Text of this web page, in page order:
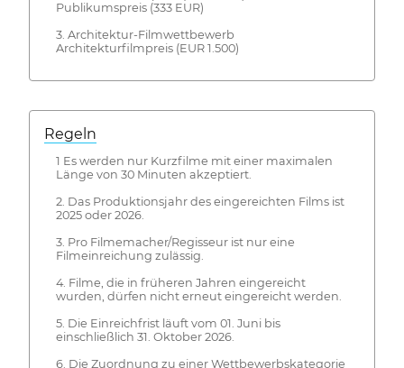
Publikumspreis (333 EUR)
3. Architektur-Filmwettbewerb
Architekturfilmpreis (EUR 1.500)
Regeln
1 Es werden nur Kurzfilme mit einer maximalen
Länge von 30 Minuten akzeptiert.
2. Das Produktionsjahr des eingereichten Films ist
2025 oder 2026.
3. Pro Filmemacher/Regisseur ist nur eine
Filmeinreichung zulässig.
4. Filme, die in früheren Jahren eingereicht
wurden, dürfen nicht erneut eingereicht werden.
5. Die Einreichfrist läuft vom 01. Juni bis
einschließlich 31. Oktober 2026.
6. Die Zuordnung zu einer Wettbewerbskategorie